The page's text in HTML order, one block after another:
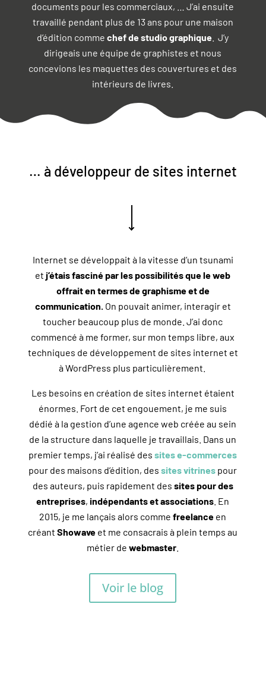
documents pour les commerciaux, … J’ai ensuite
travaillé pendant plus de 13 ans pour une maison
d’édition commechef de studio graphique . J’y
dirigeais une équipe de graphistes et nous
concevions les maquettes des couvertures et des
intérieurs de livres.
… à développeur de sites internet
Internet se développait à la vitesse d’un tsunami
et j’étais fasciné par les possibilités que le web
offrait en termes de graphisme et de
communication. On pouvait animer, interagir et
toucher beaucoup plus de monde. J’ai donc
commencé à me former, sur mon temps libre, aux
techniques de développement de sites internet et
à WordPress plus particulièrement.
Les besoins en création de sites internet étaient
énormes. Fort de cet engouement, je me suis
dédié à la gestion d’une agence web créée au sein
de la structure dans laquelle je travaillais. Dans un
premier temps, j’ai réalisé dessites e-commerces
pour des maisons d’édition, dessites vitrines pour
des auteurs, puis rapidement des sites pour des
entreprises,indépendants et associations . En
2015, je me lançais alors commefreelance en
créantShowave et me consacrais à plein temps au
métier dewebmaster
Voir le blog